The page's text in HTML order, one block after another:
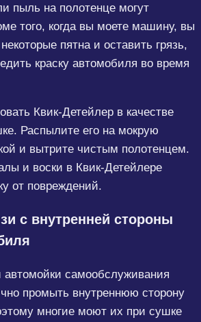
пыль на полотенце могут
того, когда вы моете машину, вы
пятна и оставить грязь,
краску автомобиля во время
Квик-Детейлер в качестве
Распылите его на мокрую
и вытрите чистым полотенцем.
и воски в Квик-Детейлере
от повреждений.
с внутренней стороны
автомойки самообслуживания
промыть внутреннюю сторону
многие моют их при сушке